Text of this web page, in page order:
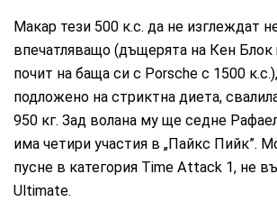
Макар тези 500 к.с. да не изглеждат
впечатляващо (дъщерята на Кен
почит на баща си с Porsche с 1500
подложено на стриктна диета,
950 кг. Зад волана му ще седне
има четири участия в „Пайкс Пийк”.
пусне в категория Time Attack 1, не
Ultimate.